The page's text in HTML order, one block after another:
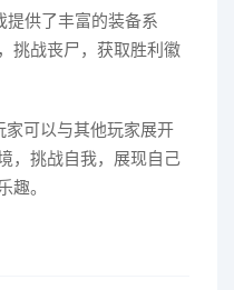
供了丰富的装备系
挑战丧尸，获取胜利徽
可以与其他玩家展开
，挑战自我，展现自己
趣。